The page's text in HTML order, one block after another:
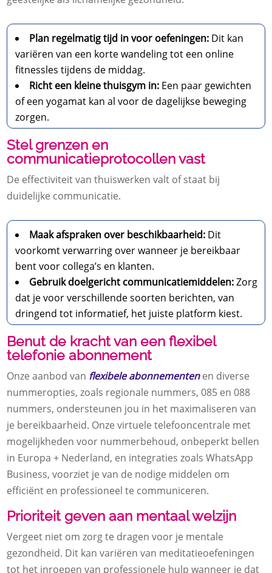
Plan regelmatig tijd in voor oefeningen: Dit kan
variëren van een korte wandeling tot een online
fitnessles tijdens de middag.
Richt een kleine thuisgym in: Een paar gewichten
of een yogamat kan al voor de dagelijkse beweging
zorgen.
Stel grenzen en
communicatieprotocollen vast
De effectiviteit van thuiswerken valt of staat bij
duidelijke communicatie.
Maak afspraken over beschikbaarheid: Dit
voorkomt verwarring over wanneer je bereikbaar
bent voor collega’s en klanten.
Gebruik doelgericht communicatiemiddelen:Zorg
dat je voor verschillende soorten berichten, van
dringend tot informatief, het juiste platform kiest.
Benut de kracht van een flexibel
telefonie abonnement
Onze aanbod van flexibele abonnementenen diverse
nummeropties, zoals regionale nummers, 085 en 088
nummers, ondersteunen jou in het maximaliseren van
je bereikbaarheid. Onze virtuele telefooncentrale met
mogelijkheden voor nummerbehoud, onbeperkt bellen
in Europa + Nederland, en integraties zoals WhatsApp
Business, voorziet je van de nodige middelen om
efficiënt en professioneel te communiceren.
Prioriteit geven aan mentaal welzijn
Vergeet niet om zorg te dragen voor je mentale
gezondheid. Dit kan variëren van meditatieoefeningen
tot het inroepen van professionele hulp wanneer je dat